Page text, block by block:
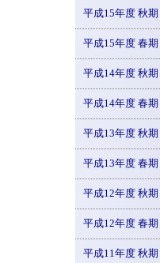
平成15年度 秋期
平成15年度 春期
平成14年度 秋期
平成14年度 春期
平成13年度 秋期
平成13年度 春期
平成12年度 秋期
平成12年度 春期
平成11年度 秋期